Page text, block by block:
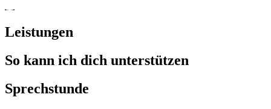
Leistungen
So kann ich dich unterstützen
Sprechstunde